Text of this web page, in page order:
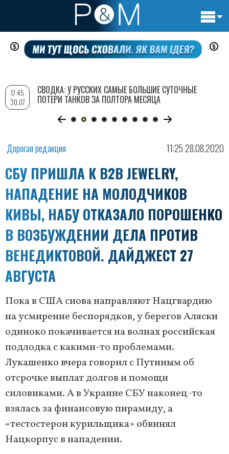
Перейти
содержанию
Дорогая редакция 11:25 28.08.2020
СБУ ПРИШЛА К B2B JEWELRY,
НАПАДЕНИЕ НА МОЛОДЧИКОВ
КИВЫ, НАБУ ОТКАЗАЛО ПОРОШЕНКО
В ВОЗБУЖДЕНИИ ДЕЛА ПРОТИВ
ВЕНЕДИКТОВОЙ. ДАЙДЖЕСТ 27
АВГУСТА
Пока в США снова направляют Нацгвардию
на усмирение беспорядков, у берегов Аляски
одиноко покачивается на волнах российская
подлодка с какими-то проблемами.
Лукашенко вчера говорил с Путиным об
отсрочке выплат долгов и помощи
силовиками. А в Украине СБУ наконец-то
взялась за финансовую пирамиду, а
«тестостерон курильщика» обвинял
Нацкорпус в нападении.
17:45
30.07
СВОДКА: У РУССКИХ САМЫЕ БОЛЬШИЕ СУТОЧНЫЕ
ПОТЕРИ ТАНКОВ ЗА ПОЛТОРА МЕСЯЦА